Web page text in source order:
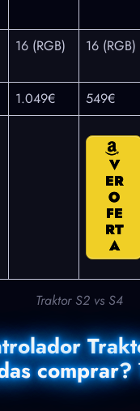
16 (RGB) 16 (RGB)
1.049€ 549€
V
ER
O
FE
RT
A
Traktor S2 vs S4
comprar?